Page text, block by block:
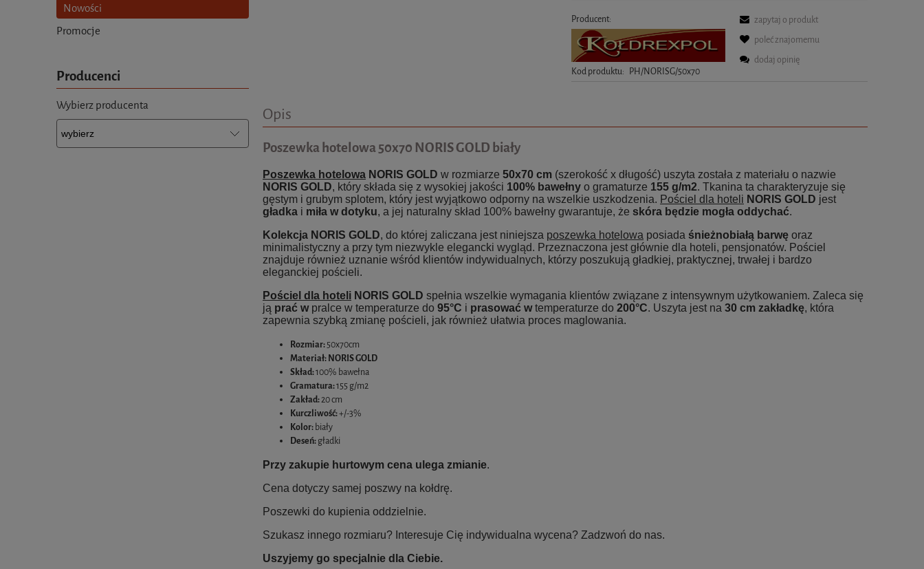
Nowości
Promocje
Producenci
Wybierz producenta
Producent:
Kod produktu: PH/NORISG/50x70
zapytaj o produkt
poleć znajomemu
dodaj opinię
Opis
Poszewka hotelowa 50x70 NORIS GOLD biały
Poszewka hotelowa NORIS GOLD w rozmiarze 50x70 cm (szerokość x długość) uszyta została z materiału o nazwie
NORIS GOLD, który składa się z wysokiej jakości 100% bawełny o gramaturze 155 g/m2. Tkanina ta charakteryzuje się
gęstym i grubym splotem, który jest wyjątkowo odporny na wszelkie uszkodzenia. Pościel dla hoteli NORIS GOLD jest
gładka i miła w dotyku, a jej naturalny skład 100% bawełny gwarantuje, że skóra będzie mogła oddychać.
Kolekcja NORIS GOLD, do której zaliczana jest niniejsza poszewka hotelowa posiada śnieżnobiałą barwę oraz
minimalistyczny a przy tym niezwykle elegancki wygląd. Przeznaczona jest głównie dla hoteli, pensjonatów. Pościel
znajduje również uznanie wśród klientów indywidualnych, którzy poszukują gładkiej, praktycznej, trwałej i bardzo
eleganckiej pościeli.
Pościel dla hoteli NORIS GOLD spełnia wszelkie wymagania klientów związane z intensywnym użytkowaniem. Zaleca się
ją prać wpralce w temperaturze do 95°C i prasować wtemperaturze do 200°C. Uszyta jest na 30 cm zakładkę, która
zapewnia szybką zmianę pościeli, jak również ułatwia proces maglowania.
Rozmiar:50x70cm
Materiał: NORIS GOLD
Skład:100% bawełna
Gramatura:155 g/m2
Zakład:20 cm
Kurczliwość:+/-3%
Kolor:biały
Deseń:gładki
Przy zakupie hurtowym cena ulega zmianie.
Cena dotyczy samej poszwy na kołdrę.
Poszewki do kupienia oddzielnie.
Szukasz innego rozmiaru? Interesuje Cię indywidualna wycena? Zadzwoń do nas.
Uszyjemy go specjalnie dla Ciebie.